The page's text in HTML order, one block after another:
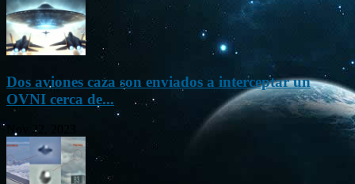
Dos aviones caza son enviados a interceptar un
OVNI cerca de...
Nov 22, 2023